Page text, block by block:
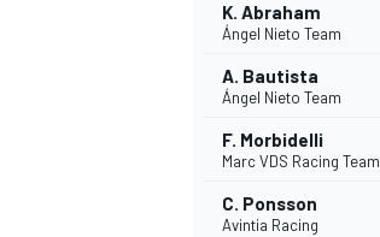
K. Abraham
Ángel Nieto Team
A. Bautista
Ángel Nieto Team
F. Morbidelli
Marc VDS Racing Team
C. Ponsson
Avintia Racing